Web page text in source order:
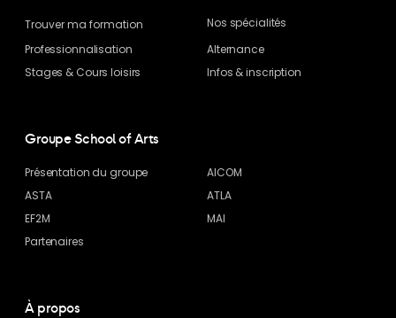
Trouver ma formation
Nos spécialités
Professionnalisation
Alternance
Stages & Cours loisirs
Infos & inscription
Groupe School of Arts
Présentation du groupe
AICOM
ASTA
ATLA
EF2M
MAI
Partenaires
À propos